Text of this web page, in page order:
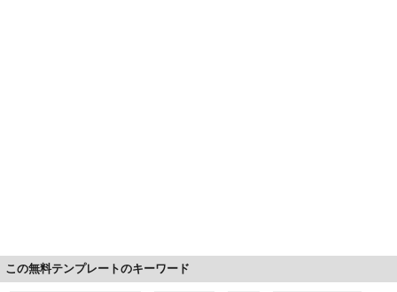
この無料テンプレートのキーワード